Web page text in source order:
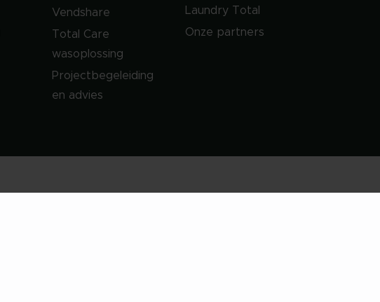
Vendshare
Total Care
wasoplossing
Projectbegeleiding
en advies
Laundry Total
Onze partners